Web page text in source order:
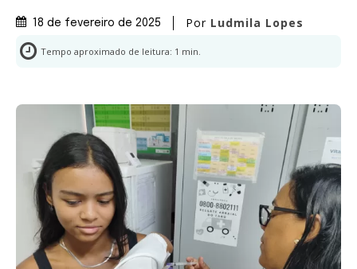
18 de fevereiro de 2025 Por Ludmila Lopes
Tempo aproximado de leitura: 1 min.